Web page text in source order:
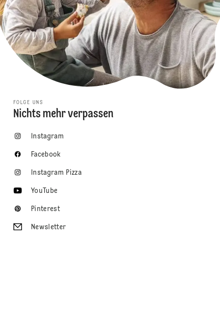
FOLGE UNS
Nichts mehr verpassen
Instagram
Facebook
Instagram Pizza
YouTube
Pinterest
Newsletter